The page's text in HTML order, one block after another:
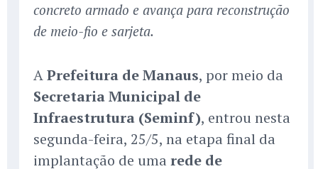
concreto armado e avança para reconstrução
de meio-fio e sarjeta.
APrefeitura de Manaus, por meio da
Secretaria Municipal de
Infraestrutura (Seminf), entrou nesta
segunda-feira, 25/5, na etapa final da
implantação de uma rede de